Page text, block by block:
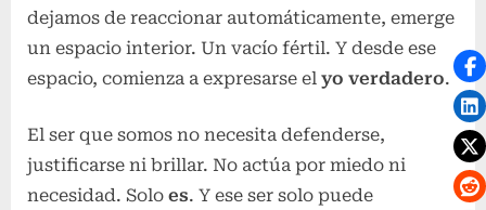
dejamos de reaccionar automáticamente, emerge
un espacio interior. Un vacío fértil. Y desde ese
espacio, comienza a expresarse el yo verdadero.
El ser que somos no necesita defenderse,
justificarse ni brillar. No actúa por miedo ni
necesidad. Solo es. Y ese ser solo puede